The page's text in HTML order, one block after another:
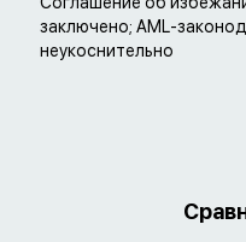
заключено; AML-
неукоснительно